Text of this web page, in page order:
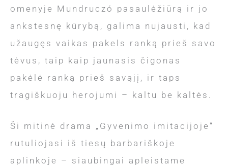
omenyje Mundruczó pasaulėžiūrą ir jo
ankstesnę kūrybą, galima nujausti, kad
užaugęs vaikas pakels ranką prieš savo
tėvus, taip kaip jaunasis čigonas
pakėlė ranką prieš savąjį, ir taps
tragiškuoju herojumi – kaltu be kaltės.
Ši mitinė drama „Gyvenimo imitacijoje“
rutuliojasi iš tiesų barbariškoje
aplinkoje – siaubingai apleistame